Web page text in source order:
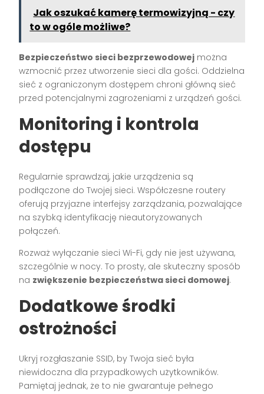
Jak oszukać kamerę termowizyjną - czy
to w ogóle możliwe?
Bezpieczeństwo sieci bezprzewodowej można
wzmocnić przez utworzenie sieci dla gości. Oddzielna
sieć z ograniczonym dostępem chroni główną sieć
przed potencjalnymi zagrożeniami z urządzeń gości.
Monitoring i kontrola
dostępu
Regularnie sprawdzaj, jakie urządzenia są
podłączone do Twojej sieci. Współczesne routery
oferują przyjazne interfejsy zarządzania, pozwalające
na szybką identyfikację nieautoryzowanych
połączeń.
Rozważ wyłączanie sieci Wi-Fi, gdy nie jest używana,
szczególnie w nocy. To prosty, ale skuteczny sposób
na zwiększenie bezpieczeństwa sieci domowej.
Dodatkowe środki
ostrożności
Ukryj rozgłaszanie SSID, by Twoja sieć była
niewidoczna dla przypadkowych użytkowników.
Pamiętaj jednak, że to nie gwarantuje pełnego